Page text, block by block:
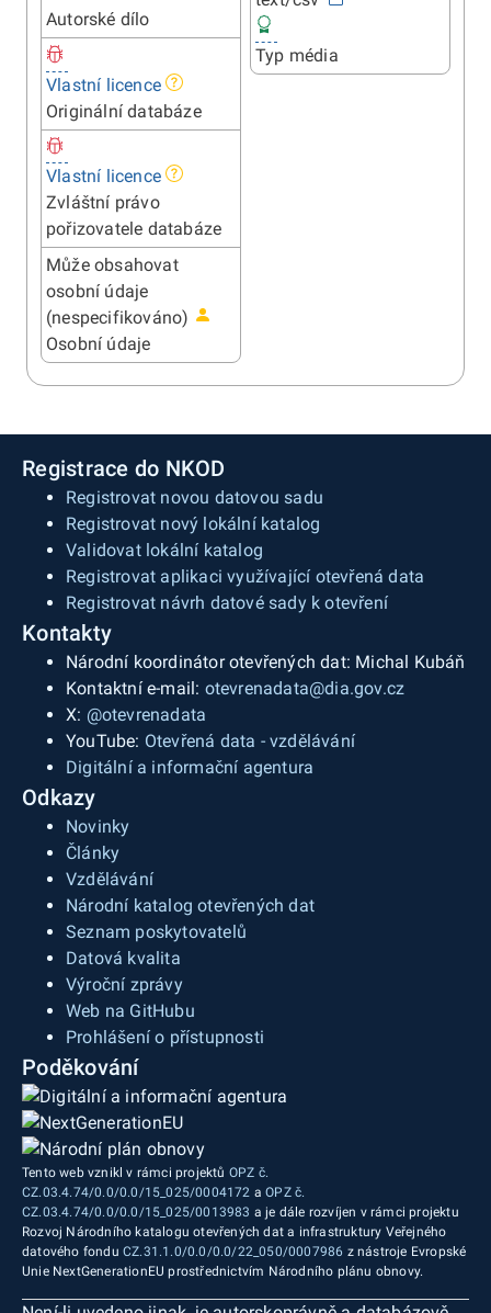
Autorské dílo
Vlastní licence
Originální databáze
Vlastní licence
Zvláštní právo
pořizovatele databáze
Může obsahovat
osobní údaje
(nespecifikováno)
Osobní údaje
Typ média
Registrace do NKOD
Registrovat novou datovou sadu
Registrovat nový lokální katalog
Validovat lokální katalog
Registrovat aplikaci využívající otevřená data
Registrovat návrh datové sady k otevření
Kontakty
Národní koordinátor otevřených dat: Michal Kubáň
Kontaktní e-mail: otevrenadata@dia.gov.cz
X: @otevrenadata
YouTube: Otevřená data - vzdělávání
Digitální a informační agentura
Odkazy
Novinky
Články
Vzdělávání
Národní katalog otevřených dat
Seznam poskytovatelů
Datová kvalita
Výroční zprávy
Web na GitHubu
Prohlášení o přístupnosti
Poděkování
Tento web vznikl v rámci projektů OPZ č.
CZ.03.4.74/0.0/0.0/15_025/0004172 aOPZ č.
CZ.03.4.74/0.0/0.0/15_025/0013983 a je dále rozvíjen v rámci projektu
Rozvoj Národního katalogu otevřených dat a infrastruktury Veřejného
datového fondu CZ.31.1.0/0.0/0.0/22_050/0007986 z nástroje Evropské
Unie NextGenerationEU prostřednictvím Národního plánu obnovy.